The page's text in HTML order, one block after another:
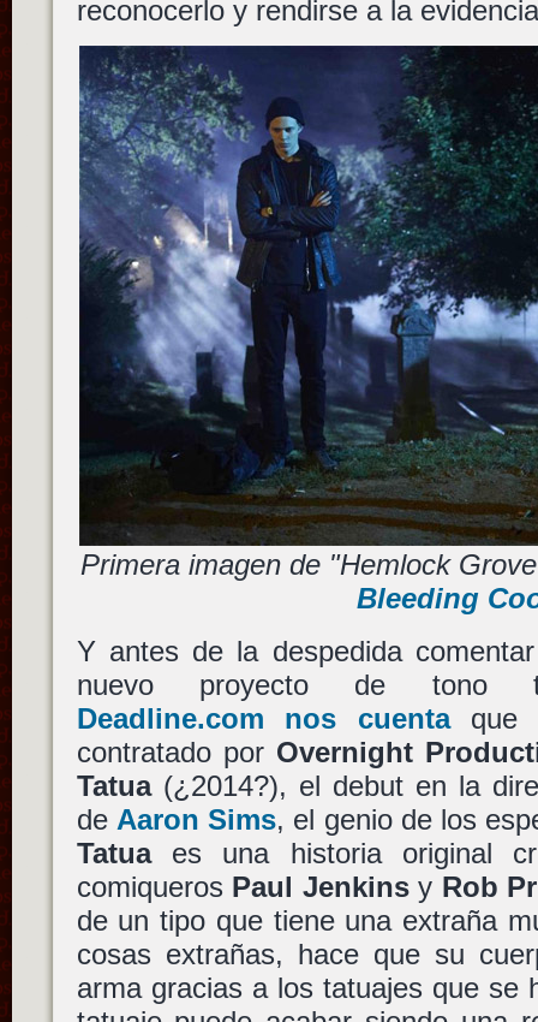
reconocerlo y rendirse a la
Primera imagen de "Hemlock
Bleeding
Y antes de la despedida
nuevo proyecto de tono
Deadline.com nos cuentaque
contratado por Overnight
Tatua(¿2014?), el debut en la
de Aaron Sims, el genio de los
Tatuaes una historia original
comiqueros Paul Jenkinsy Rob
de un tipo que tiene una extraña
cosas extrañas, hace que su
arma gracias a los tatuajes que se